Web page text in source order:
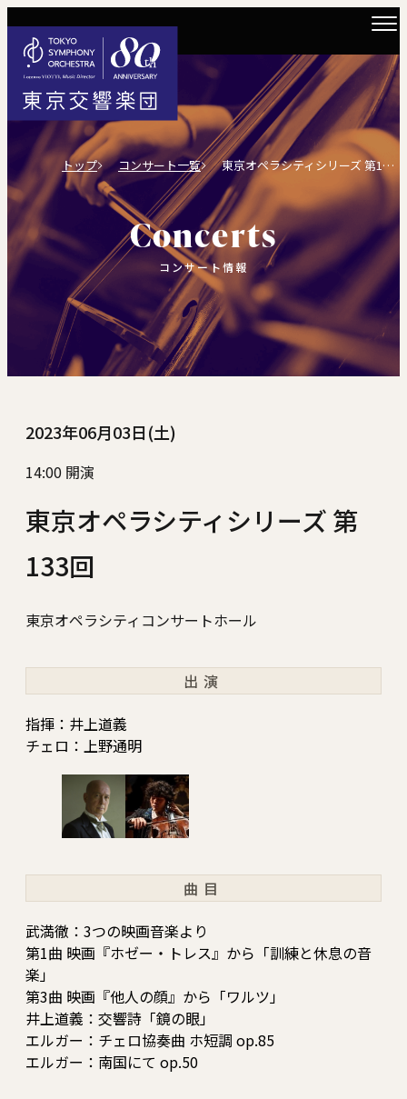
トップ コンサート一覧 東京オペラシティシリーズ 第133回
Concerts
コンサート情報
2023年06月03日(土)
14:00 開演
東京オペラシティシリーズ 第
133回
東京オペラシティコンサートホール
出演
指揮：井上道義
チェロ：上野通明
曲目
武満徹：3つの映画音楽より
第1曲 映画『ホゼー・トレス』から「訓練と休息の音
楽」
第3曲 映画『他人の顔』から「ワルツ」
井上道義：交響詩「鏡の眼」
エルガー：チェロ協奏曲 ホ短調 op.85
エルガー：南国にて op.50